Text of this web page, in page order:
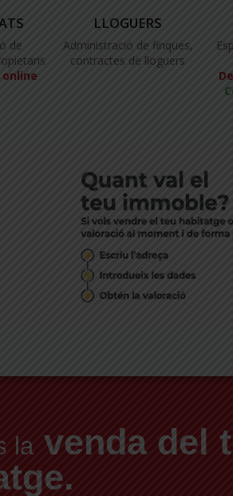
de
online
LLOGUERS
Administració de finques,
contractes de lloguers
la venda del